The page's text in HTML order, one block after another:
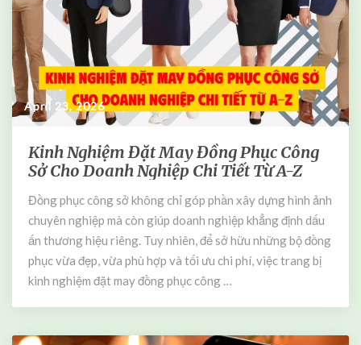
April 23, 2026
K
i
h
N
g
h
i
m
Kinh Nghiệm Đặt May Đồng Phục Công
Sở Cho Doanh Nghiệp Chi Tiết Từ A-Z
Đồng phục công sở không chỉ góp phần xây dựng hình ảnh
chuyên nghiệp mà còn giúp doanh nghiệp khẳng định dấu
ấn thương hiệu riêng. Tuy nhiên, để sở hữu những bộ đồng
phục vừa đẹp, vừa phù hợp và tối ưu chi phí, việc trang bị
kinh nghiệm đặt may đồng phục công …